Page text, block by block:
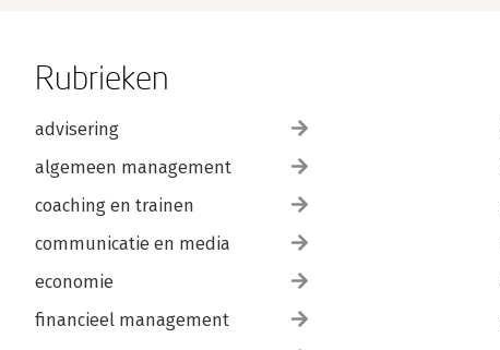
Rubrieken
advisering
algemeen management
coaching en trainen
communicatie en media
economie
financieel management